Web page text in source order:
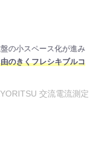
の小スペース化が進み
のきくフレシキブルコ
交流電流測定